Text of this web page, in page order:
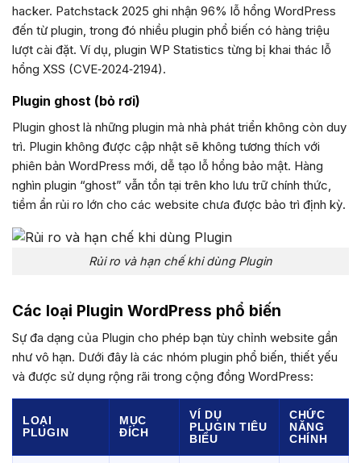
hacker. Patchstack 2025 ghi nhận 96% lỗ hổng WordPress
đến từ plugin, trong đó nhiều plugin phổ biến có hàng triệu
lượt cài đặt. Ví dụ, plugin WP Statistics từng bị khai thác lỗ
hổng XSS (CVE‑2024‑2194).
Plugin ghost (bỏ rơi)
Plugin ghost là những plugin mà nhà phát triển không còn duy
trì. Plugin không được cập nhật sẽ không tương thích với
phiên bản WordPress mới, dễ tạo lỗ hổng bảo mật. Hàng
nghìn plugin “ghost” vẫn tồn tại trên kho lưu trữ chính thức,
tiềm ẩn rủi ro lớn cho các website chưa được bảo trì định kỳ.
Rủi ro và hạn chế khi dùng Plugin
Các loại Plugin WordPress phổ biến
Sự đa dạng của Plugin cho phép bạn tùy chỉnh website gần
như vô hạn. Dưới đây là các nhóm plugin phổ biến, thiết yếu
và được sử dụng rộng rãi trong cộng đồng WordPress:
LOẠI
PLUGIN
MỤC
ĐÍCH
VÍ DỤ
PLUGIN TIÊU
BIỂU
CHỨC
NĂNG
CHÍNH